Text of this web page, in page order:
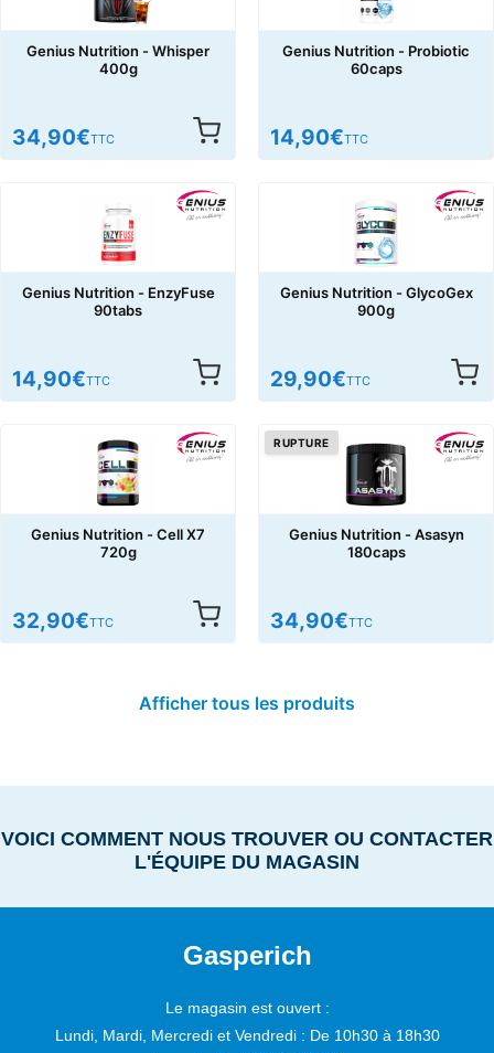
Genius Nutrition - Whisper
400g
34,90€TTC
Genius Nutrition - Probiotic
60caps
14,90€TTC
Genius Nutrition - EnzyFuse
90tabs
14,90€TTC
Genius Nutrition - GlycoGex
900g
29,90€TTC
Genius Nutrition - Cell X7
720g
32,90€TTC
RUPTURE
Genius Nutrition - Asasyn
180caps
34,90€TTC
Afficher tous les produits
VOICI COMMENT NOUS TROUVER OU CONTACTER
L'ÉQUIPE DU MAGASIN
Gasperich
Le magasin est ouvert :
Lundi, Mardi, Mercredi et Vendredi : De 10h30 à 18h30